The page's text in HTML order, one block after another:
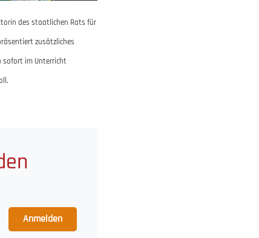
des staatlichen Rats für
zusätzliches
sofort im Unterricht
Anmelden